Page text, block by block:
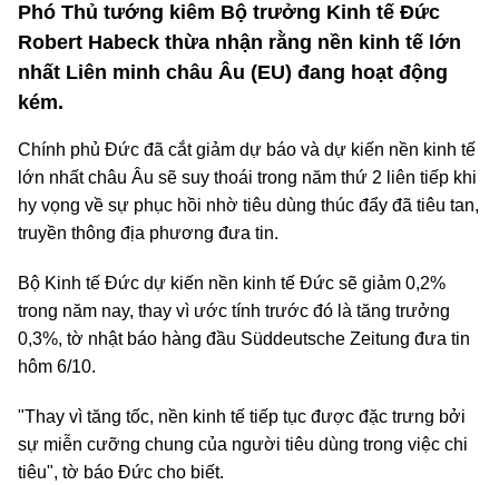
Phó Thủ tướng kiêm Bộ trưởng Kinh tế Đức
Robert Habeck thừa nhận rằng nền kinh tế lớn
nhất Liên minh châu Âu (EU) đang hoạt động
kém.
Chính phủ Đức đã cắt giảm dự báo và dự kiến nền kinh tế
lớn nhất châu Âu sẽ suy thoái trong năm thứ 2 liên tiếp khi
hy vọng về sự phục hồi nhờ tiêu dùng thúc đẩy đã tiêu tan,
truyền thông địa phương đưa tin.
Bộ Kinh tế Đức dự kiến nền kinh tế Đức sẽ giảm 0,2%
trong năm nay, thay vì ước tính trước đó là tăng trưởng
0,3%, tờ nhật báo hàng đầu Süddeutsche Zeitung đưa tin
hôm 6/10.
"Thay vì tăng tốc, nền kinh tế tiếp tục được đặc trưng bởi
sự miễn cưỡng chung của người tiêu dùng trong việc chi
tiêu", tờ báo Đức cho biết.